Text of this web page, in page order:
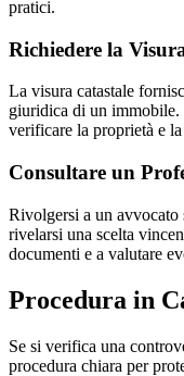
pratici.
Richiedere la
La visura catastale
giuridica di un immobile.
verificare la proprietà e
Consultare un
Rivolgersi a un
rivelarsi una scelta
documenti e a valutare
Procedura in
Se si verifica una
procedura chiara per